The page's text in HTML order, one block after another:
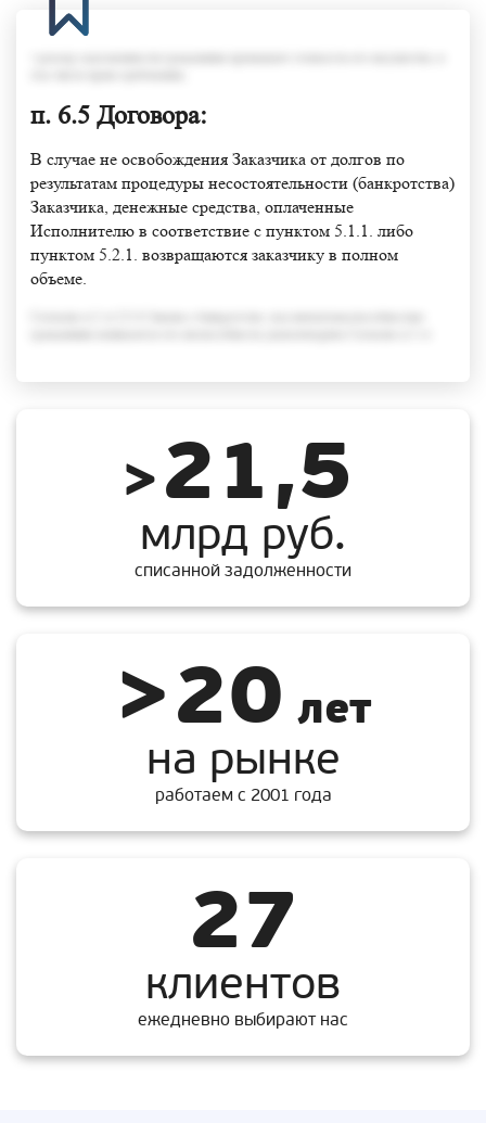
п. 6.5 Договора:
В случае не освобождения Заказчика от долгов по
результатам процедуры несостоятельности (банкротства)
Заказчика, денежные средства, оплаченные
Исполнителю в соответствие с пунктом 5.1.1. либо
пунктом 5.2.1. возвращаются заказчику в полном
объеме.
>21,5
млрд руб.
списанной задолженности
>20лет
на рынке
работаем с 2001 года
27
клиентов
ежедневно выбирают нас